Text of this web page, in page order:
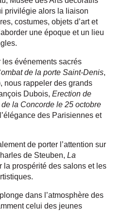
privilégie alors la liaison
costumes, objets d’art et
une époque et un lieu
les événements sacrés
de la porte Saint-Denis,
nous rappeler des grands
Dubois, Erection de
la Concorde le 25 octobre
des Parisiennes et
de porter l’attention sur
de Steuben, La
la prospérité des salons et les
dans l’atmosphère des
celui des jeunes